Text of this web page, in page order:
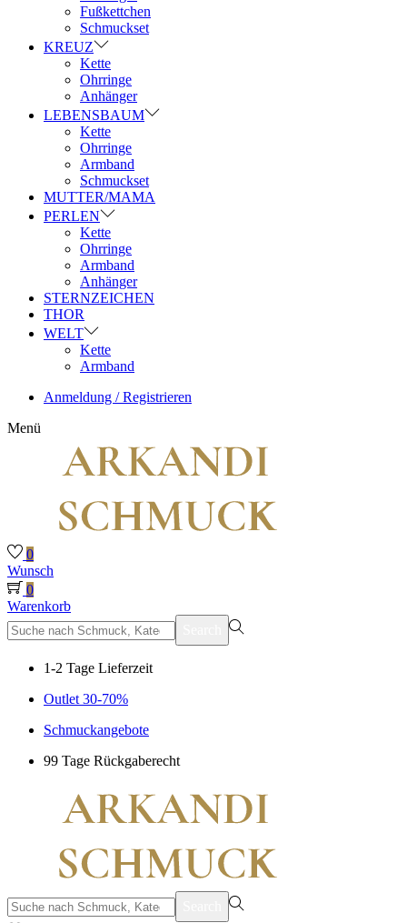
Fußkettchen
Schmuckset
KREUZ
Kette
Ohrringe
Anhänger
LEBENSBAUM
Kette
Ohrringe
Armband
Schmuckset
MUTTER/MAMA
PERLEN
Kette
Ohrringe
Armband
Anhänger
STERNZEICHEN
THOR
WELT
Kette
Armband
Anmeldung / Registrieren
Menü
0
Wunsch
0
Warenkorb
suchen
nach>
1-2 Tage Lieferzeit
Outlet 30-70%
Schmuckangebote
99 Tage Rückgaberecht
suchen
nach>